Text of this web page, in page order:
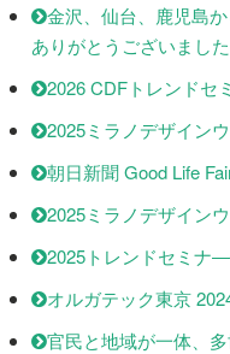
金沢、仙台、鹿児島
ありがとうございました
2026 CDFトレンドセ
2025ミラノデザイン
朝日新聞 Good Life
2025ミラノデザイン
2025トレンドセミナ
オルガテック東京
官民と地域が一体、